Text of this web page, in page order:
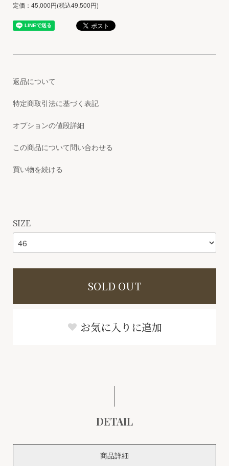
定価：45,000円(税込49,500円)
返品について
特定商取引法に基づく表記
オプションの値段詳細
この商品について問い合わせる
買い物を続ける
SIZE
SOLD OUT
お気に入りに追加
DETAIL
商品詳細